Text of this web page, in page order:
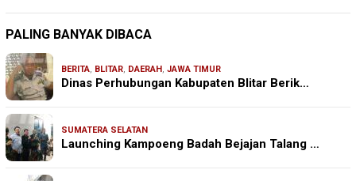
PALING BANYAK DIBACA
BERITA, BLITAR, DAERAH , JAWA TIMUR
Dinas Perhubungan Kabupaten Blitar Berik…
SUMATERA SELATAN
Launching Kampoeng Badah Bejajan Talang …